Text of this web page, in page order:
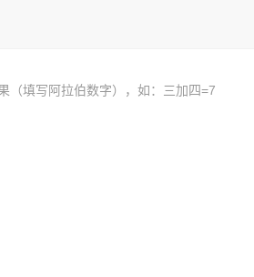
（填写阿拉伯数字），如：三加四=7